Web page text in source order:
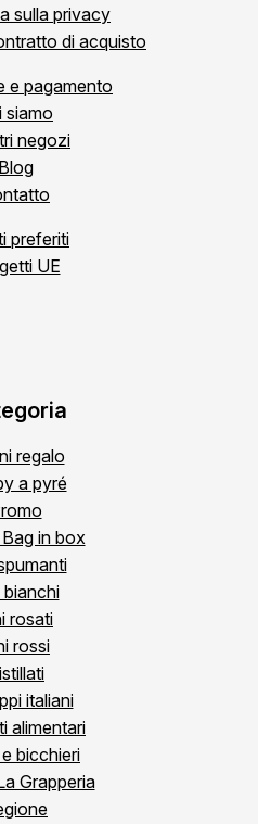
sulla privacy
di acquisto
e pagamento
siamo
negozi
Blog
preferiti
UE
regalo
a pyré
in box
bianchi
rosati
rossi
italiani
alimentari
bicchieri
Grapperia